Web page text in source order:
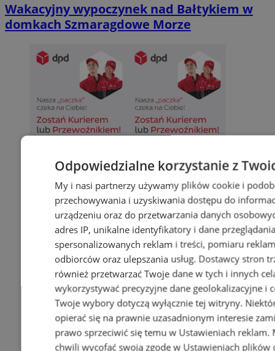
Wakacyjny wypoczynek nad Bałtykiem w
domkach Szmaragdowe Morze
Odpowiedzialne korzystanie z
My i nasi partnerzy używamy plików cookie i
przechowywania i uzyskiwania dostępu do
urządzeniu oraz do przetwarzania danych
adres IP, unikalne identyfikatory i dane
spersonalizowanych reklam i treści, pomiaru
odbiorców oraz ulepszania usług. Dostawcy stron
również przetwarzać Twoje dane w tych i innych
wykorzystywać precyzyjne dane geolokalizacyjne i
Twoje wybory dotyczą wyłącznie tej witryny.
opierać się na prawnie uzasadnionym interesie
prawo sprzeciwić się temu w Ustawieniach reklam.
chwili wycofać swoją zgodę w Ustawieniach plików